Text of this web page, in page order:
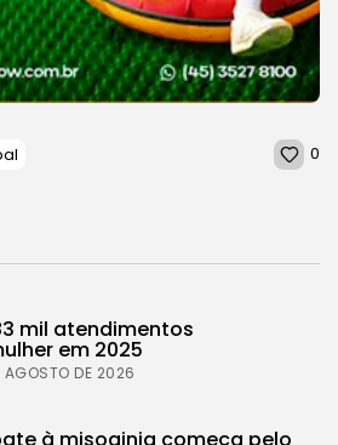
0
mil atendimentos
em 2025
AGOSTO DE 2026
à misoginia começa pelo